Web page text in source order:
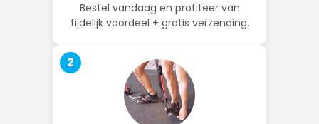
Bestel vandaag en profiteer van
tijdelijk voordeel + gratis verzending.
2